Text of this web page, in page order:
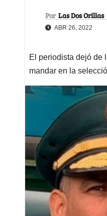
Por Las Dos Orillas
ABR 26, 2022
El periodista dejó de
mandar en la